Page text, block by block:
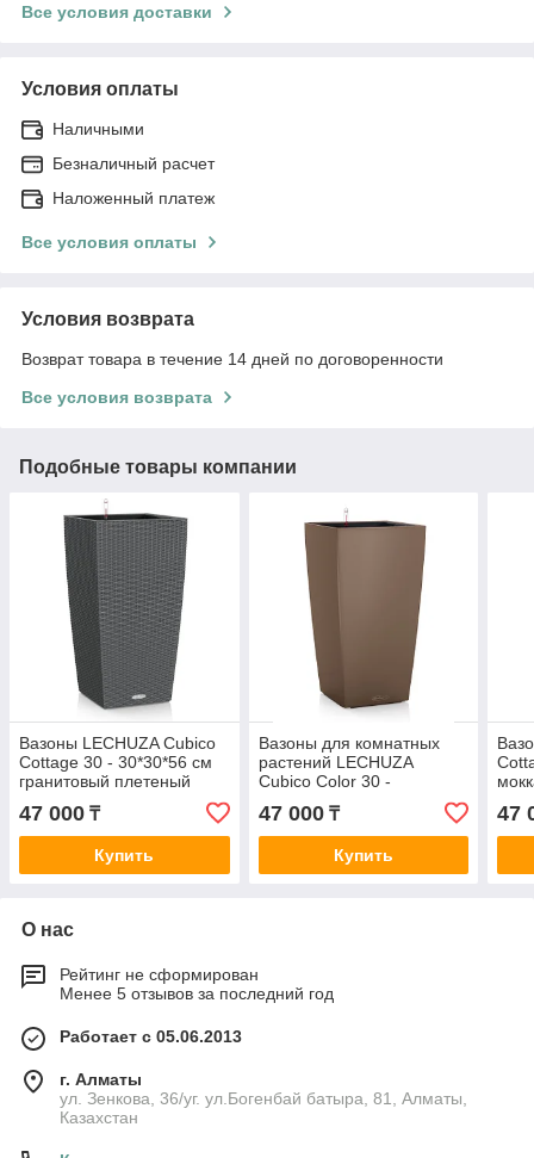
Все условия доставки
Условия оплаты
Наличными
Безналичный расчет
Наложенный платеж
Все условия оплаты
Условия возврата
Возврат товара в течение 14 дней по договоренности
Все условия возврата
Подобные товары компании
Вазоны LECHUZA Cubico
Cottage 30 - 30*30*56 см
гранитовый плетеный
47 000 ₸
Купить
Вазоны для комнатных
растений LECHUZA
Cubico Color 30 -
коричневый матовый
47 000₸
Купить
47
О нас
Рейтинг не сформирован
Менее 5 отзывов за последний год
Работает с 05.06.2013
г. Алматы
ул. Зенкова, 36/уг. ул.Богенбай батыра, 81, Алматы,
Казахстан